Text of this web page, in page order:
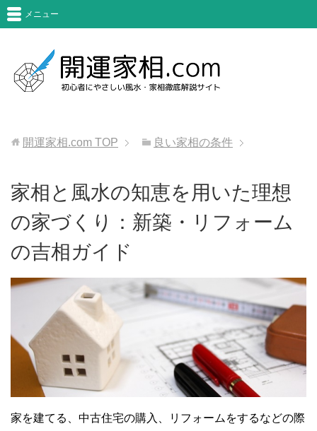
メニュー
開運家相.com TOP 良い家相の条件
家相と風水の知恵を用いた理想
の家づくり：新築・リフォーム
の吉相ガイド
家を建てる、中古住宅の購入、リフォームをするなどの際